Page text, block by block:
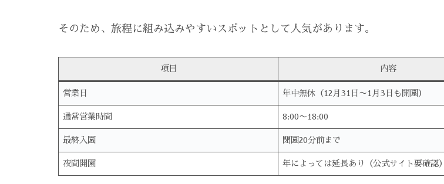
そのため、旅程に組み込みやすいスポットとして人気があります。
項目 内容
営業日 年中無休（12月31日〜1月3日も開園）
通常営業時間 8:00〜18:00
最終入園 閉園20分前まで
夜間開園 年によっては延長あり（公式サイト要確認）